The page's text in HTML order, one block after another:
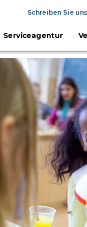
Schreiben Sie
Serviceagentur